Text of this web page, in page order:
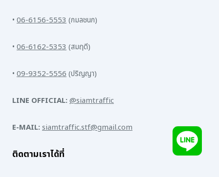
• 06-6156-5553(กมลชนก)
• 06-6162-5353(สมฤดี)
• 09-9352-5556(ปริญญา)
LINE OFFICIAL: @siamtraffic
E-MAIL: siamtraffic.stf@gmail.com
ติดตามเราได้ที่